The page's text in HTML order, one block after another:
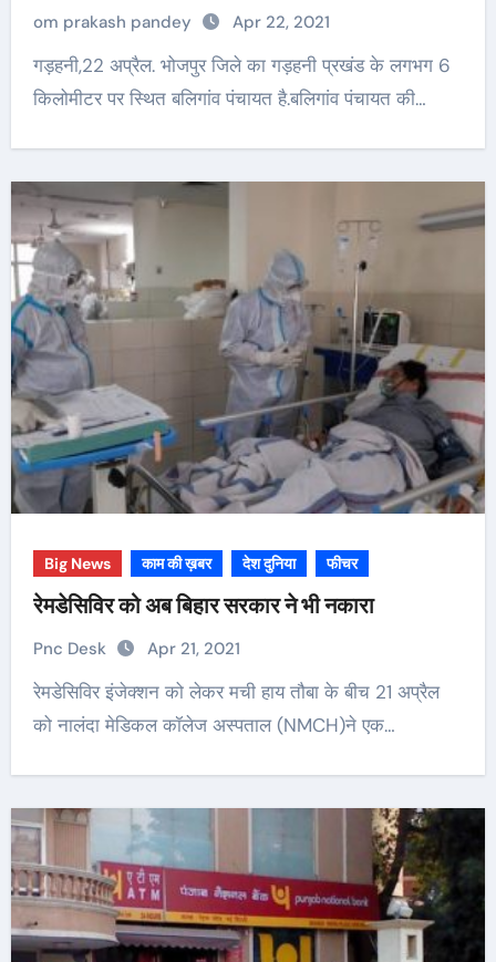
om prakash pandey Apr 22, 2021
गड़हनी,22 अप्रैल. भोजपुर जिले का गड़हनी प्रखंड के लगभग 6
किलोमीटर पर स्थित बलिगांव पंचायत है.बलिगांव पंचायत की…
Big News काम की ख़बर देश दुनिया फीचर
रेमडेसिविर को अब बिहार सरकार ने भी नकारा
Pnc Desk Apr 21, 2021
रेमडेसिविर इंजेक्शन को लेकर मची हाय तौबा के बीच 21 अप्रैल
को नालंदा मेडिकल कॉलेज अस्पताल (NMCH)ने एक…